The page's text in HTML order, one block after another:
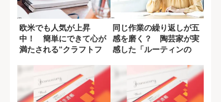
欧米でも人気が上昇
中！ 簡単にできて心が
満たされる“クラフトフ
同じ作業の繰り返しが五
感を磨く？ 陶芸家が実
感した「ルーティンの